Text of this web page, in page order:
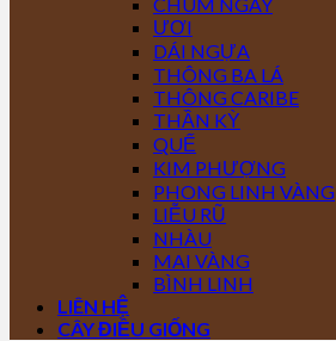
ƯƠI
DÁI NGỰA
THÔNG BA LÁ
THÔNG CARIBE
THẦN KỲ
QUẾ
KIM PHƯỢNG
PHONG LINH VÀNG
LIỄU RŨ
NHÀU
MAI VÀNG
BÌNH LINH
LIÊN HỆ
CÂY ĐIỀU GIỐNG